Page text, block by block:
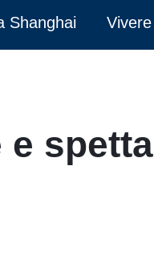
Shanghai